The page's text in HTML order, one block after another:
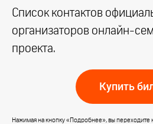
Список контактов
организаторов онлайн-
проекта.
Купить
Нажимая на кнопку «Подробнее», вы переходите